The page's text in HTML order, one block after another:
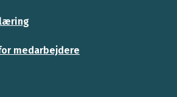
medarbejdere